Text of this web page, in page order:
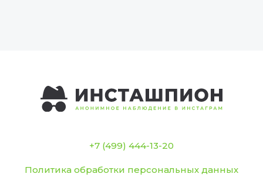
+7 (499) 444-13-20
Политика обработки персональных данных